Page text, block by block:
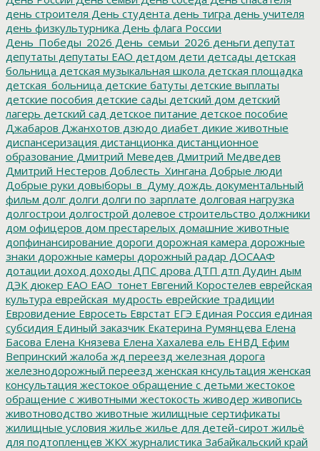
день строителя День студента день тигра день учителя
день физкультурника День флага России
День_Победы_2026 День_семьи_2026 деньги депутат
депутаты депутаты ЕАО детдом дети детсады детская
больница детская музыкальная школа детская площадка
детская_больница детские батуты детские выплаты
детские пособия детские сады детский дом детский
лагерь детский сад детское питание детское пособие
Джабаров Джанхотов дзюдо диабет дикие животные
диспансеризация дистанционка дистанционное
образование Дмитрий Меведев Дмитрий Медведев
Дмитрий Нестеров Доблесть_Хингана Добрые люди
Добрые руки довыборы_в_Думу дождь документальный
фильм долг долги долги по зарплате долговая нагрузка
долгострои долгострой долевое строительство должники
дом офицеров дом престарелых домашние животные
допфинансирование дороги дорожная камера дорожные
знаки дорожные камеры дорожный радар ДОСААФ
дотации доход доходы ДПС дрова ДТП дтп Дудин дым
ДЭК дюкер ЕАО ЕАО_тонет Евгений Коростелев еврейская
культура еврейская_мудрость еврейские традиции
Евровидение Евросеть Еврстат ЕГЭ Единая Россия единая
субсидия Единый заказчик Екатерина Румянцева Елена
Басова Елена Князева Елена Хахалева ель ЕНВД Ефим
Вепринский жалоба жд переезд железная дорога
железнодорожный переезд женская кнсультация женская
консультация жестокое обращение с детьми жестокое
обращение с животными жестокость живодер живопись
животноводство животные жилищные сертификаты
жилищные условия жилье жилье для детей-сирот жильё
для подтопленцев ЖКХ журналистика Забайкальский край